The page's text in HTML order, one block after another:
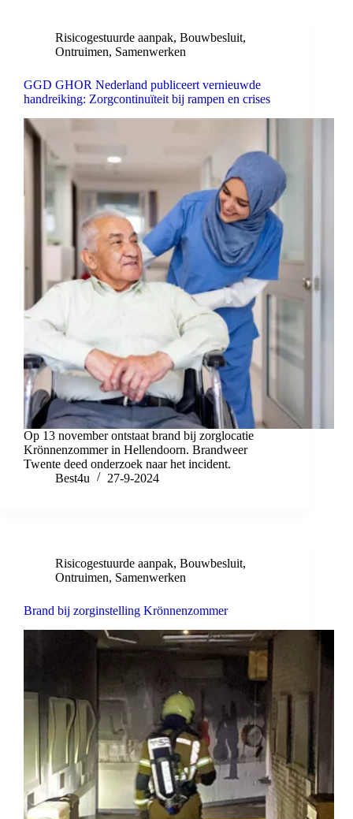
Risicogestuurde aanpak, Bouwbesluit,
Ontruimen, Samenwerken
GGD GHOR Nederland publiceert vernieuwde
handreiking: Zorgcontinuïteit bij rampen en crises
Op 13 november ontstaat brand bij zorglocatie
Krönnenzommer in Hellendoorn. Brandweer
Twente deed onderzoek naar het incident.
Best4u
27-9-2024
Risicogestuurde aanpak, Bouwbesluit,
Ontruimen, Samenwerken
Brand bij zorginstelling Krönnenzommer